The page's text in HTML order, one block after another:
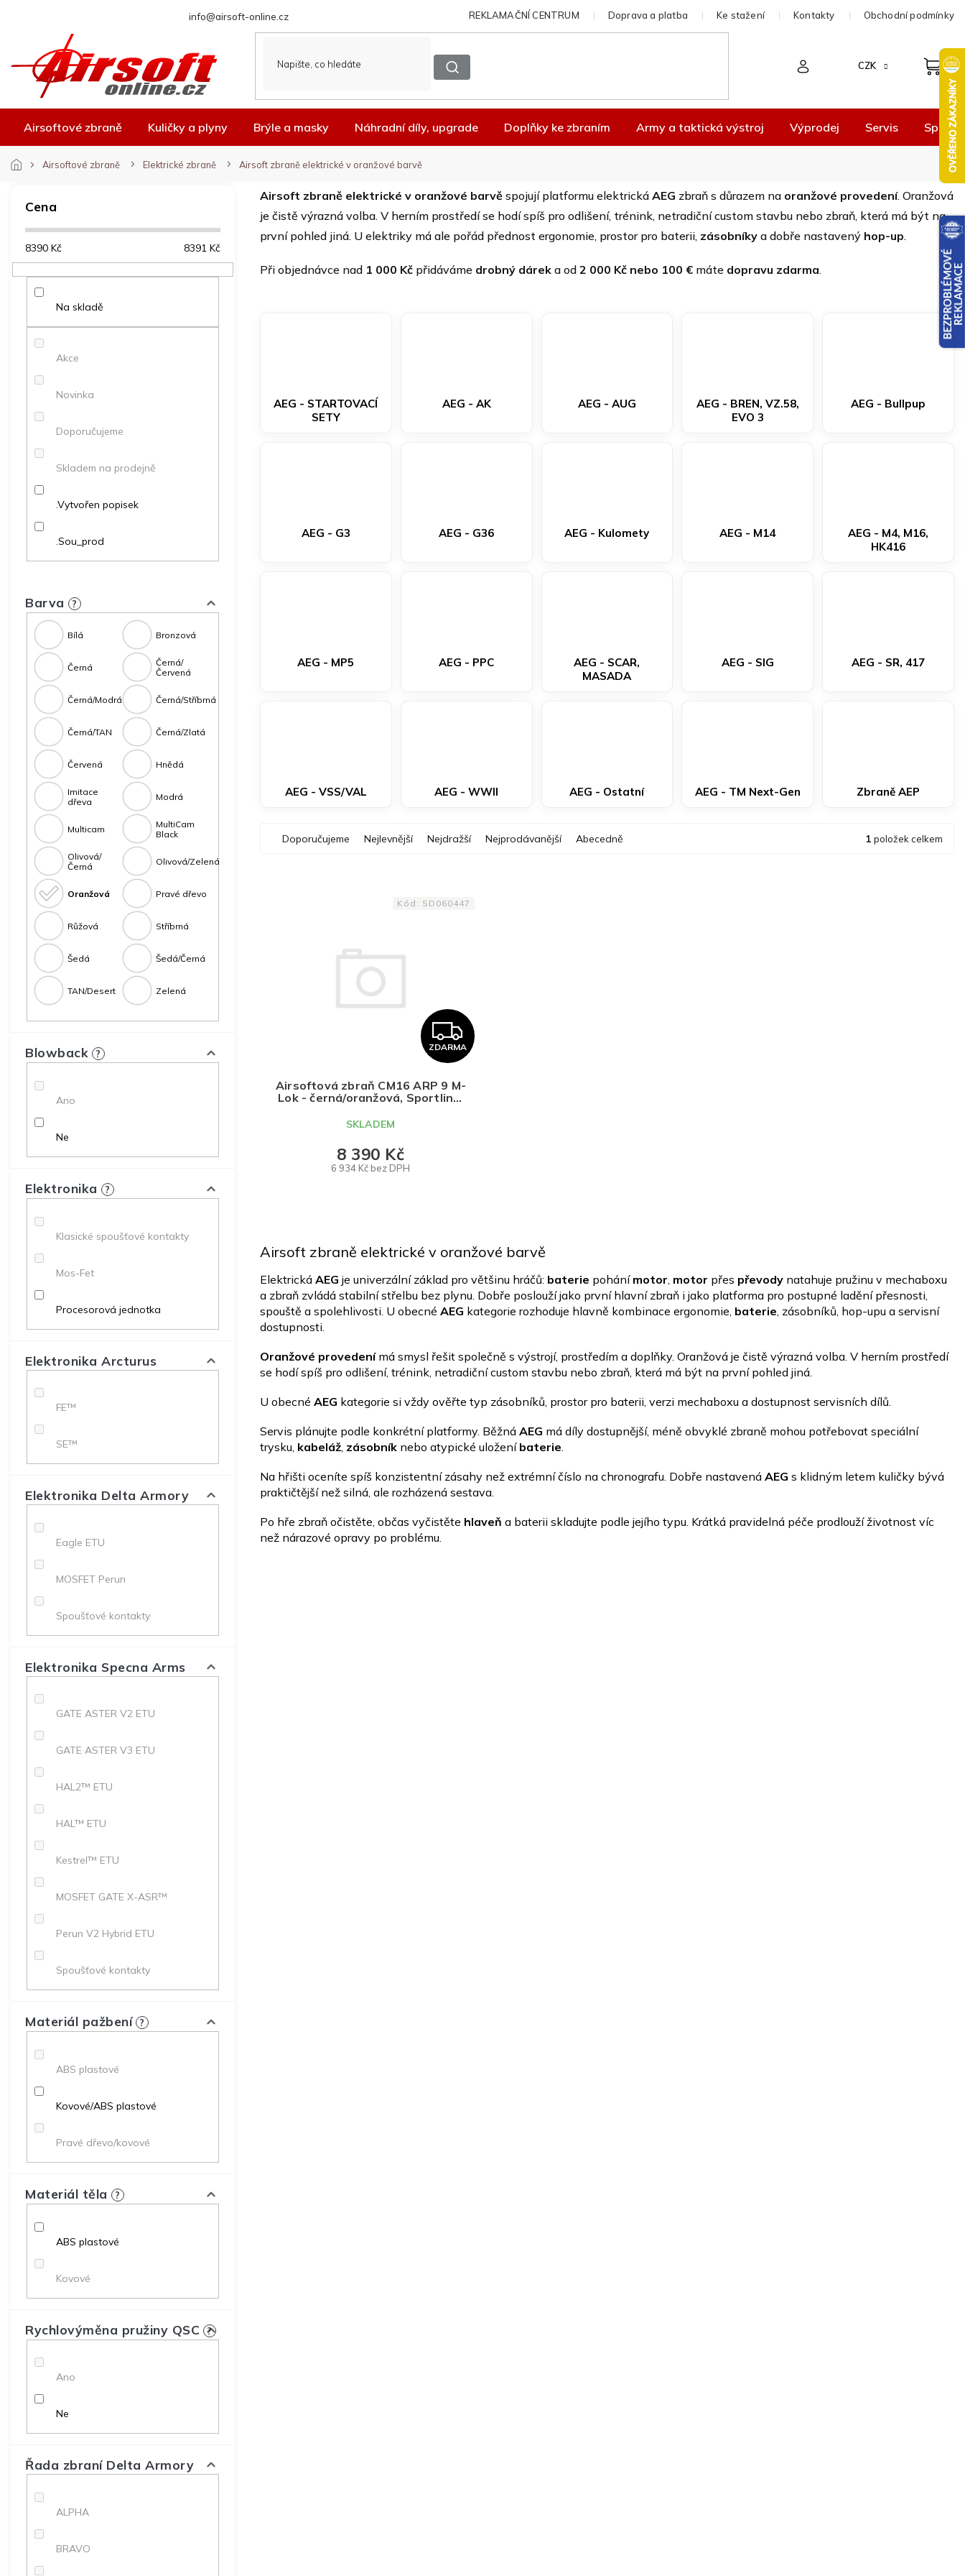
info@airsoft-online.cz REKLAMAČNÍ CENTRUM Doprava a platba Ke stažení Kontakty Obchodní podmínky
CZK
Airsoftové zbraně Kuličky a plyny Brýle a masky Náhradní díly, upgrade Doplňky ke zbraním Army a taktická výstroj Výprodej Servis
Airsoftové zbraně Elektrické zbraně Airsoft zbraně elektrické v oranžové barvě
a
Cena
8390 Kč 8391 Kč
Na skladě
Akce
Novinka
Doporučujeme
Skladem na prodejně
.Vytvořen popisek
.Sou_prod
Barva ?
Bílá Bronzová
Černá
Černá/
Červená
Černá/Modrá Černá/Stříbrná
Černá/TAN Černá/Zlatá
Červená Hnědá
Imitace
dřeva
Modrá
Multicam
MultiCam
Black
Olivová/
Černá
Olivová/Zelená
Oranžová Pravé dřevo
Růžová Stříbrná
Šedá Šedá/Černá
TAN/Desert Zelená
Blowback ?
Ano
Ne
Elektronika ?
Klasické spoušťové kontakty
Mos-Fet
Procesorová jednotka
Elektronika Arcturus
FE™
SE™
Elektronika Delta Armory
Eagle ETU
MOSFET Perun
Spoušťové kontakty
Elektronika Specna Arms
GATE ASTER V2 ETU
GATE ASTER V3 ETU
HAL2™ ETU
HAL™ ETU
Kestrel™ ETU
MOSFET GATE X-ASR™
Perun V2 Hybrid ETU
Spoušťové kontakty
Materiál pažbení ?
ABS plastové
Kovové/ABS plastové
Pravé dřevo/kovové
Materiál těla ?
ABS plastové
Kovové
Rychlovýměna pružiny QSC ?
Ano
Ne
Řada zbraní Delta Armory
ALPHA
BRAVO
Airsoft zbraně elektrické v oranžové barvě spojují platformu elektrická AEG zbraň s důrazem na oranžové provedení. Oranžová
je čistě výrazná volba. V herním prostředí se hodí spíš pro odlišení, trénink, netradiční custom stavbu nebo zbraň, která má být na
první pohled jiná. U elektriky má ale pořád přednost ergonomie, prostor pro baterii, zásobníky a dobře nastavený hop-up.
Při objednávce nad 1 000 Kč přidáváme drobný dárek a od 2 000 Kč nebo 100 € máte dopravu zdarma.
AEG - STARTOVACÍ
SETY
AEG - AK AEG - AUG
AEG - BREN, VZ.58,
EVO 3
AEG - Bullpup
AEG - G3 AEG - G36 AEG - Kulomety AEG - M14
AEG - M4, M16,
HK416
AEG - MP5 AEG - PPC
AEG - SCAR,
MASADA
AEG - SIG AEG - SR, 417
AEG - VSS/VAL AEG - WWII AEG - Ostatní AEG - TM Next-Gen Zbraně AEP
Ř
aDoporučujeme Nejlevnější Nejdražší Nejprodávanější Abecedně 1 položek celkem
Z
D
A
ZDARMA
Airsoftová zbraň CM16 ARP 9 M-
Lok - černá/oranžová, Sportline,
SKLADEM
6 934 Kč bez DPH
8 390 Kč
Kód: SD060447
d
a
c
r
v
k
v
p
u
Airsoft zbraně elektrické v oranžové barvě
Elektrická AEG je univerzální základ pro většinu hráčů: baterie pohání motor, motor přes převody natahuje pružinu v mechaboxu
a zbraň zvládá stabilní střelbu bez plynu. Dobře poslouží jako první hlavní zbraň i jako platforma pro postupné ladění přesnosti,
spouště a spolehlivosti. U obecné AEG kategorie rozhoduje hlavně kombinace ergonomie, baterie, zásobníků, hop-upu a servisní
dostupnosti.
Oranžové provedenímá smysl řešit společně s výstrojí, prostředím a doplňky. Oranžová je čistě výrazná volba. V herním prostředí
se hodí spíš pro odlišení, trénink, netradiční custom stavbu nebo zbraň, která má být na první pohled jiná.
U obecné AEG kategorie si vždy ověřte typ zásobníků, prostor pro baterii, verzi mechaboxu a dostupnost servisních dílů.
Servis plánujte podle konkrétní platformy. Běžná AEG má díly dostupnější, méně obvyklé zbraně mohou potřebovat speciální
trysku, kabeláž, zásobník nebo atypické uložení baterie.
Na hřišti oceníte spíš konzistentní zásahy než extrémní číslo na chronografu. Dobře nastavená AEG s klidným letem kuličky bývá
praktičtější než silná, ale rozházená sestava.
Po hře zbraň očistěte, občas vyčistěte hlaveň a baterii skladujte podle jejího typu. Krátká pravidelná péče prodlouží životnost víc
než nárazové opravy po problému.